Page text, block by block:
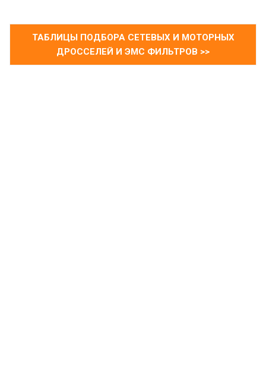
ТАБЛИЦЫ ПОДБОРА СЕТЕВЫХ И МОТОРНЫХ
ДРОССЕЛЕЙ И ЭМС ФИЛЬТРОВ >>